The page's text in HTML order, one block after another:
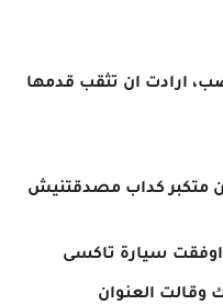
ارادت ان تثقب قدمها
متكبر كداب مصدقتنيش
سيارة تاكسى
العنوان